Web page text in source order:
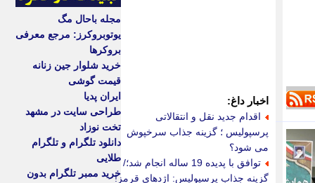
اخبار داغ:
اقدام جدید نقل و انتقالاتی
پرسپولیس ؛ گزینه جذاب سرخپوش
می شود؟
توافق با پدیده 19 ساله انجام شد؛/
گزینه جذاب پرسپولیس: اژدهای قرمز!
مجله باحال مگ
یوتوبروکرز: مرجع معرفی
بروکرها
خرید شلوار جین زنانه
قیمت گوشی
ایران پدیا
طراحی سایت در مشهد
تخت نوزاد
دانلود تلگرام و تلگرام
طلایی
خرید ممبر تلگرام بدون